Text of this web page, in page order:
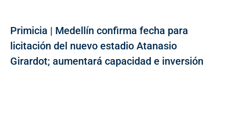
Primicia | Medellín confirma fecha para
licitación del nuevo estadio Atanasio
Girardot; aumentará capacidad e inversión